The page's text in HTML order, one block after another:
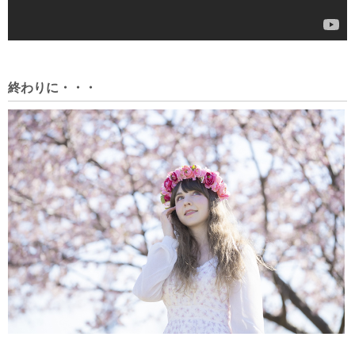
終わりに・・・